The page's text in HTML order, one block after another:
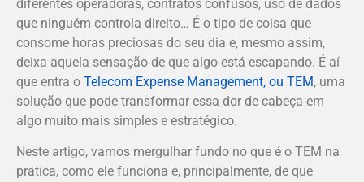
diferentes operadoras, contratos confusos, uso de dados
que ninguém controla direito… É o tipo de coisa que
consome horas preciosas do seu dia e, mesmo assim,
deixa aquela sensação de que algo está escapando. É aí
que entra o Telecom Expense Management, ou TEM, uma
solução que pode transformar essa dor de cabeça em
algo muito mais simples e estratégico.
Neste artigo, vamos mergulhar fundo no que é o TEM na
prática, como ele funciona e, principalmente, de que